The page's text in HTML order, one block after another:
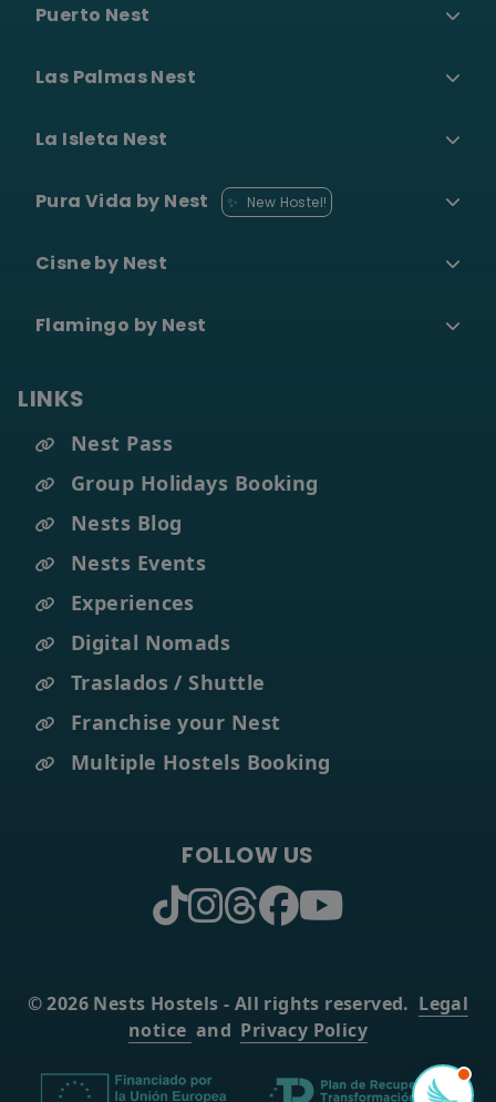
•
Plongée et
Surf Camp
Puerto Nest
Las Palmas Nest
La Isleta Nest
Pura Vida by Nest ✨ New Hostel!
Cisne by Nest
Flamingo by Nest
LINKS
Nest Pass
Group Holidays Booking
Nests Blog
Nests Events
Experiences
Digital Nomads
Traslados / Shuttle
Franchise your Nest
Multiple Hostels Booking
FOLLOW US
© 2026 Nests Hostels - All rights reserved. Legal
notice and Privacy Policy
×
Offre à Costa Adeje —une semaine gratuite